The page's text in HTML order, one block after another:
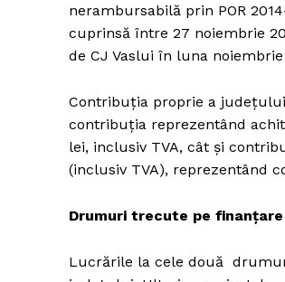
nerambursabilă prin POR
cuprinsă între 27 noiembrie
de CJ Vaslui în luna
Contribuția proprie a
contribuția reprezentând
lei, inclusiv TVA, cât și
(inclusiv TVA), reprezentând
Drumuri trecute pe finanțare
Lucrările la cele două